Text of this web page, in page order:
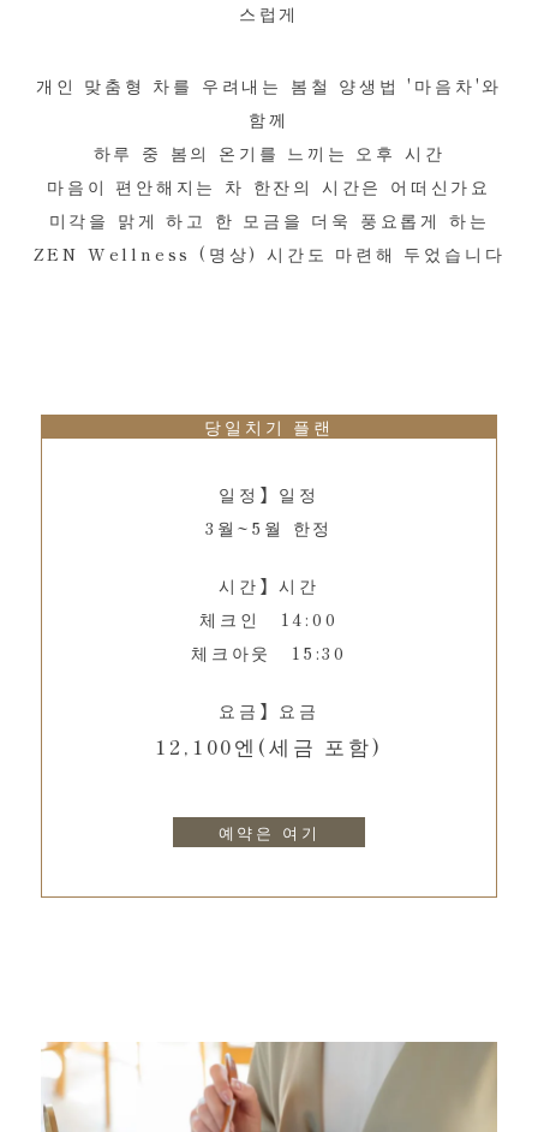
스럽게
개인 맞춤형 차를 우려내는 봄철 양생법 '마음차'와
함께
하루 중 봄의 온기를 느끼는 오후 시간
마음이 편안해지는 차 한잔의 시간은 어떠신가요
미각을 맑게 하고 한 모금을 더욱 풍요롭게 하는
ZEN Wellness (명상) 시간도 마련해 두었습니다
당일치기 플랜
일정】일정
3월~5월 한정
시간】시간
체크인 14:00
체크아웃 15:30
요금】요금
12,100엔(세금 포함)
예약은 여기